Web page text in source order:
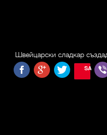
Швейцарски сладкар
SAVE